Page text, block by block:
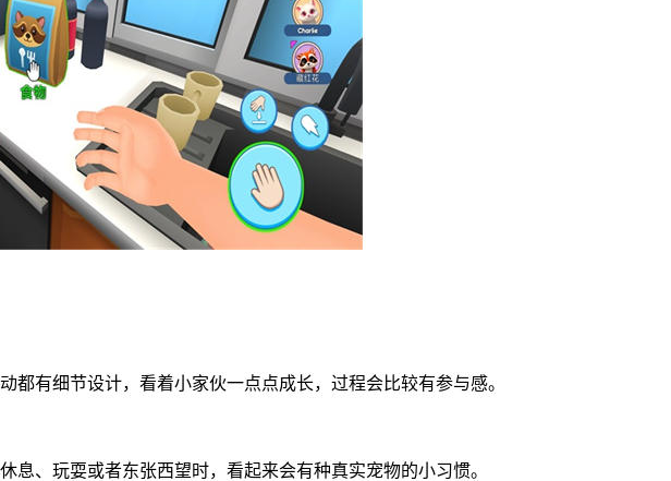
都有细节设计，看着小家伙一点点成长，过程会比较有参与感。
息、玩耍或者东张西望时，看起来会有种真实宠物的小习惯。